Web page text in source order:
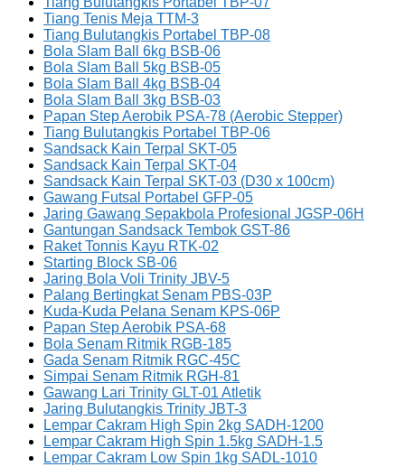
Tiang Tenis Meja TTM-3
Tiang Bulutangkis Portabel TBP-08
Bola Slam Ball 6kg BSB-06
Bola Slam Ball 5kg BSB-05
Bola Slam Ball 4kg BSB-04
Bola Slam Ball 3kg BSB-03
Papan Step Aerobik PSA-78 (Aerobic Stepper)
Tiang Bulutangkis Portabel TBP-06
Sandsack Kain Terpal SKT-05
Sandsack Kain Terpal SKT-04
Sandsack Kain Terpal SKT-03 (D30 x 100cm)
Gawang Futsal Portabel GFP-05
Jaring Gawang Sepakbola Profesional JGSP-06H
Gantungan Sandsack Tembok GST-86
Raket Tonnis Kayu RTK-02
Starting Block SB-06
Jaring Bola Voli Trinity JBV-5
Palang Bertingkat Senam PBS-03P
Kuda-Kuda Pelana Senam KPS-06P
Papan Step Aerobik PSA-68
Bola Senam Ritmik RGB-185
Gada Senam Ritmik RGC-45C
Simpai Senam Ritmik RGH-81
Gawang Lari Trinity GLT-01 Atletik
Jaring Bulutangkis Trinity JBT-3
Lempar Cakram High Spin 2kg SADH-1200
Lempar Cakram High Spin 1.5kg SADH-1.5
Lempar Cakram Low Spin 1kg SADL-1010